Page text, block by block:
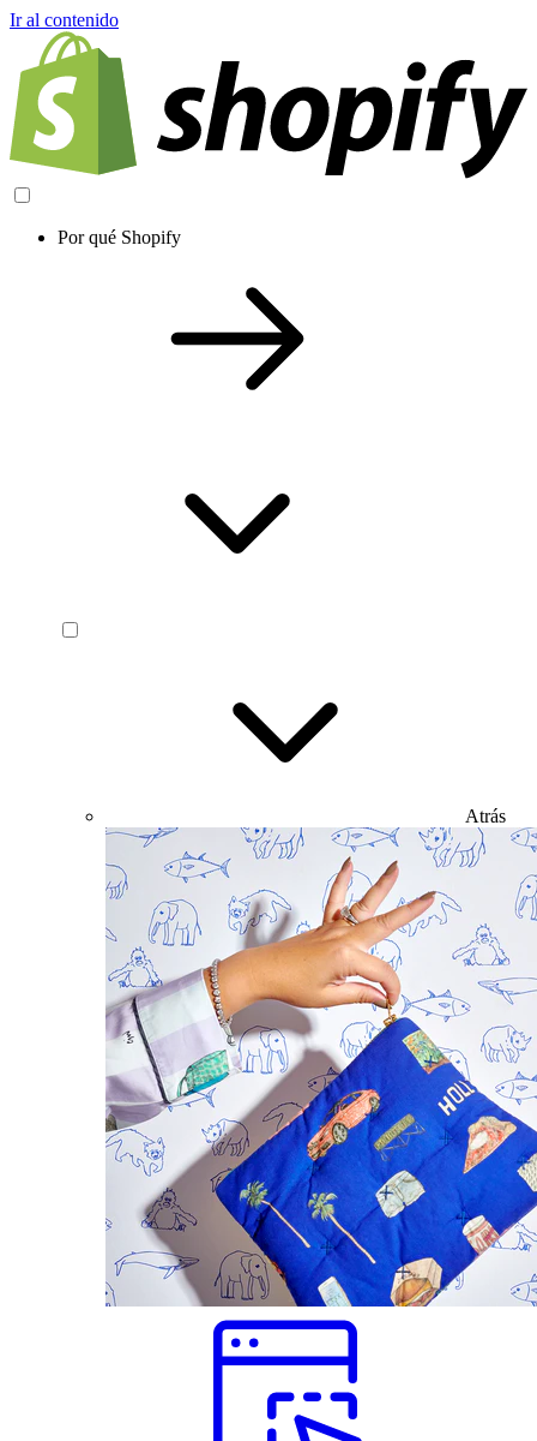
Ir al contenido
Por qué Shopify
Atrás